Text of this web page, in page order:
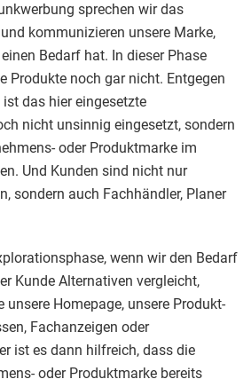
sprechen wir das
kommunizieren unsere Marke,
Bedarf hat. In dieser Phase
Produkte noch gar nicht. Entgegen
das hier eingesetzte
nicht unsinnig eingesetzt, sondern
oder Produktmarke im
Und Kunden sind nicht nur
sondern auch Fachhändler, Planer
wenn wir den Bedarf
Kunde Alternativen vergleicht,
unsere Homepage, unsere Produkt-
Fachanzeigen oder
ist es dann hilfreich, dass die
oder Produktmarke bereits